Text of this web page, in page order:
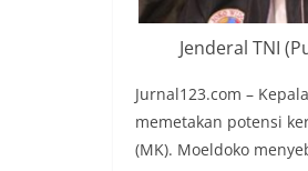
Jenderal TNI
Jurnal123.com –
memetakan potensi
(MK). Moeldoko